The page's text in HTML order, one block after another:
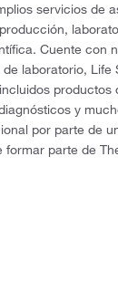
servicios de
Cuente con
laboratorio,
y
por parte de
formar parte de